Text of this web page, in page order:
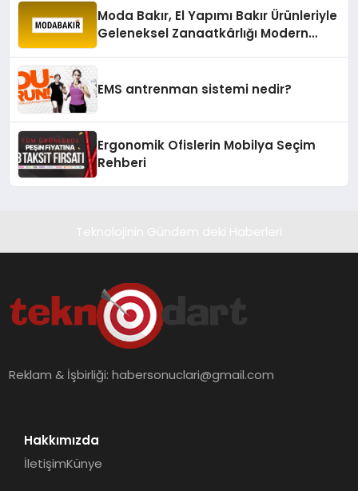
Moda Bakır, El Yapımı Bakır Ürünleriyle
Geleneksel Zanaatkârlığı Modern
EMS antrenman sistemi nedir?
Ergonomik Ofislerin Mobilya Seçim
Rehberi
Reklam & İşbirliği:habersonuclari@gmail.com
Hakkımızda
İletişimKünye